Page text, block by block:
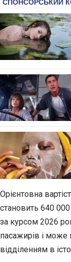
Орієнтовна
становить 640
за курсом 2026
пасажирів і
відділенням в